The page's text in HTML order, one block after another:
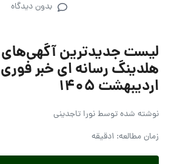
بدون دیدگاه
لیست جدیدترین
اردیبهشت 1405
نوشته شده توسطنورا تاجدینی
زمان مطالعه: 1دقیقه